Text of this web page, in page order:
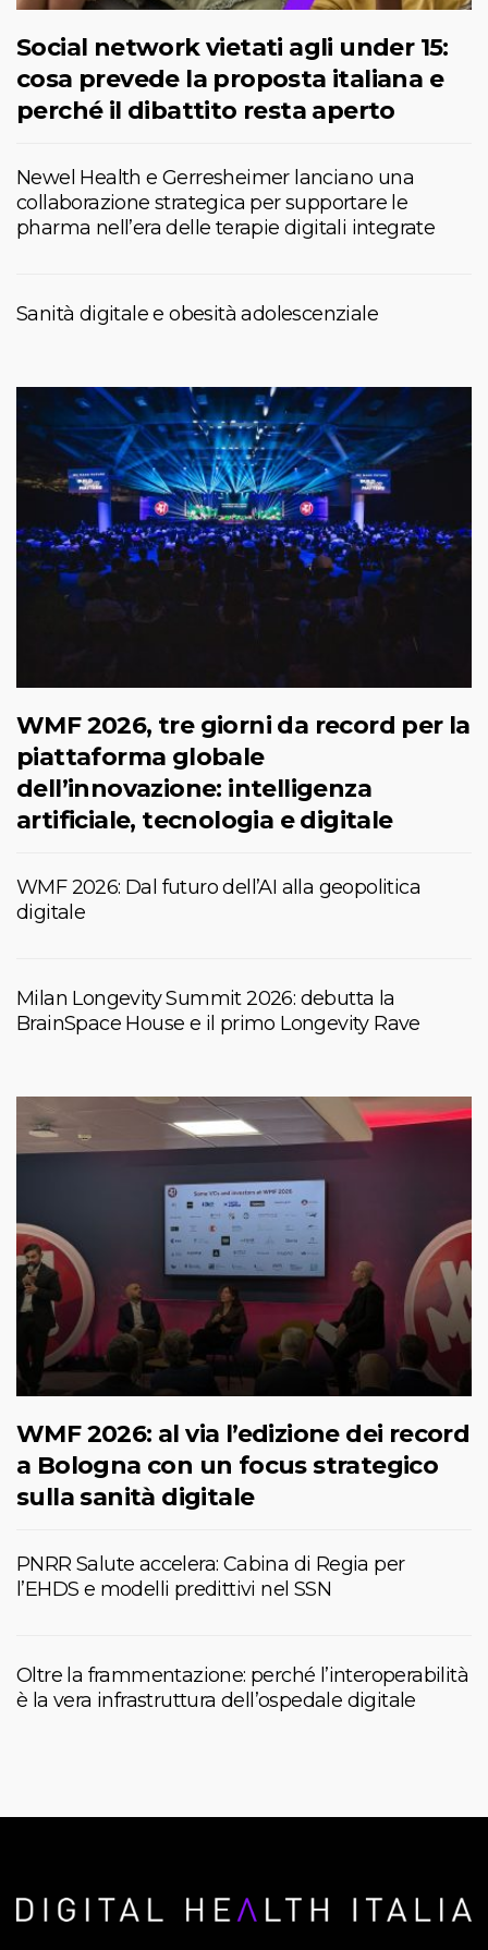
Social network vietati agli under 15:
cosa prevede la proposta italiana e
perché il dibattito resta aperto
Newel Health e Gerresheimer lanciano una
collaborazione strategica per supportare le
pharma nell’era delle terapie digitali integrate
Sanità digitale e obesità adolescenziale
WMF 2026, tre giorni da record per la
piattaforma globale
dell’innovazione: intelligenza
artificiale, tecnologia e digitale
WMF 2026: Dal futuro dell’AI alla geopolitica
digitale
Milan Longevity Summit 2026: debutta la
BrainSpace House e il primo Longevity Rave
WMF 2026: al via l’edizione dei record
a Bologna con un focus strategico
sulla sanità digitale
PNRR Salute accelera: Cabina di Regia per
l’EHDS e modelli predittivi nel SSN
Oltre la frammentazione: perché l’interoperabilità
è la vera infrastruttura dell’ospedale digitale